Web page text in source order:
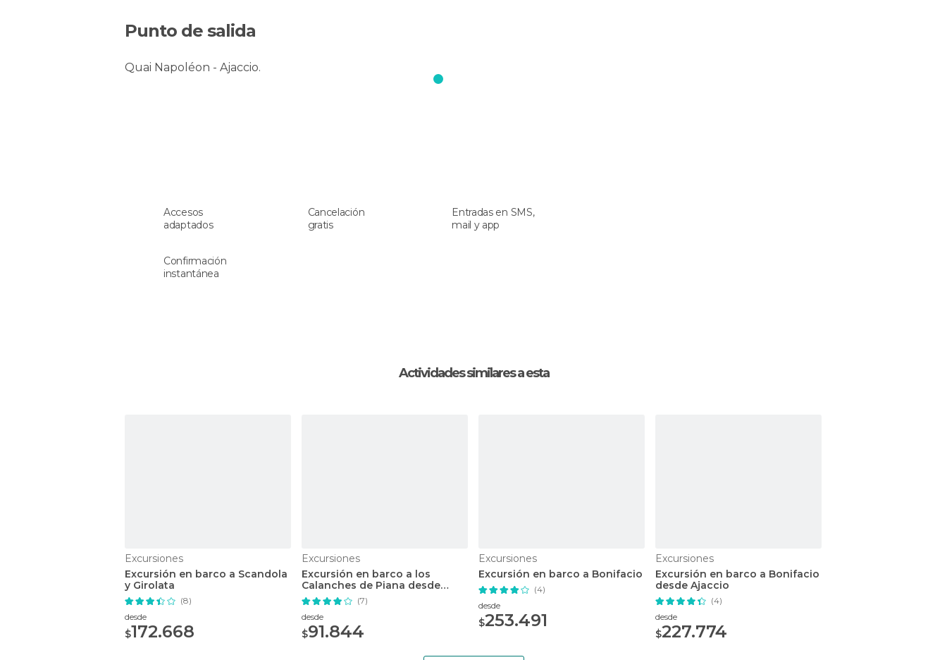
Punto de salida
Quai Napoléon - Ajaccio.
Accesos
adaptados
Cancelación
gratis
Entradas en SMS,
mail y app
Confirmación
instantánea
Actividades similares a esta
Excursiones
Excursión en barco a Scandola
y Girolata
(8)
desde
$172.668
Excursiones
Excursión en barco a los
Calanches de Piana desde
Porto-Vecchio
(7)
desde
$91.844
Excursiones
Excursión en barco a Bonifacio
(4)
desde
$253.491
Excursiones
Excursión en barco a Bonifacio
desde Ajaccio
(4)
desde
$227.774